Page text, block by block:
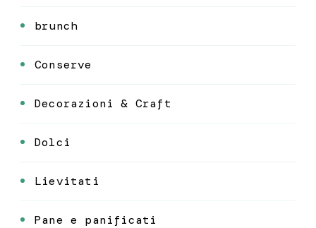
brunch
Conserve
Decorazioni & Craft
Dolci
Lievitati
Pane e panificati